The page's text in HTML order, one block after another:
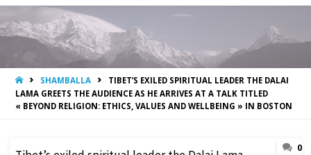
HOMESHAMBALLA
TIBET’S EXILED SPIRITUAL LEADER THE DALAI
LAMA GREETS THE AUDIENCE AS HE ARRIVES AT A TALK TITLED
« BEYOND RELIGION: ETHICS, VALUES AND WELLBEING » IN BOSTON
0